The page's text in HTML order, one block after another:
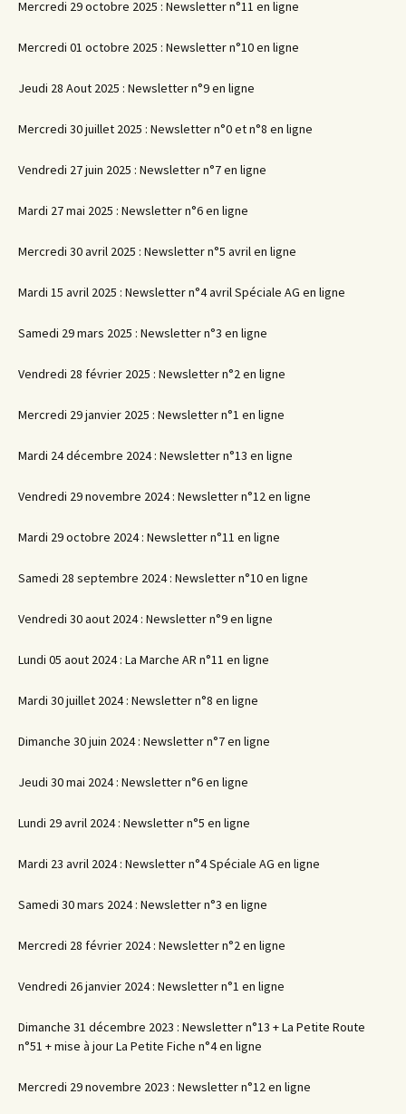
Mercredi 29 octobre 2025 : Newsletter n°11 en ligne
Mercredi 01 octobre 2025 : Newsletter n°10 en ligne
Jeudi 28 Aout 2025 : Newsletter n°9 en ligne
Mercredi 30 juillet 2025 : Newsletter n°0 et n°8 en ligne
Vendredi 27 juin 2025 : Newsletter n°7 en ligne
Mardi 27 mai 2025 : Newsletter n°6 en ligne
Mercredi 30 avril 2025 : Newsletter n°5 avril en ligne
Mardi 15 avril 2025 : Newsletter n°4 avril Spéciale AG en ligne
Samedi 29 mars 2025 : Newsletter n°3 en ligne
Vendredi 28 février 2025 : Newsletter n°2 en ligne
Mercredi 29 janvier 2025 : Newsletter n°1 en ligne
Mardi 24 décembre 2024 : Newsletter n°13 en ligne
Vendredi 29 novembre 2024 : Newsletter n°12 en ligne
Mardi 29 octobre 2024 : Newsletter n°11 en ligne
Samedi 28 septembre 2024 : Newsletter n°10 en ligne
Vendredi 30 aout 2024 : Newsletter n°9 en ligne
Lundi 05 aout 2024 : La Marche AR n°11 en ligne
Mardi 30 juillet 2024 : Newsletter n°8 en ligne
Dimanche 30 juin 2024 : Newsletter n°7 en ligne
Jeudi 30 mai 2024 : Newsletter n°6 en ligne
Lundi 29 avril 2024 : Newsletter n°5 en ligne
Mardi 23 avril 2024 : Newsletter n°4 Spéciale AG en ligne
Samedi 30 mars 2024 : Newsletter n°3 en ligne
Mercredi 28 février 2024 : Newsletter n°2 en ligne
Vendredi 26 janvier 2024 : Newsletter n°1 en ligne
Dimanche 31 décembre 2023 : Newsletter n°13 + La Petite Route
n°51 + mise à jour La Petite Fiche n°4 en ligne
Mercredi 29 novembre 2023 : Newsletter n°12 en ligne